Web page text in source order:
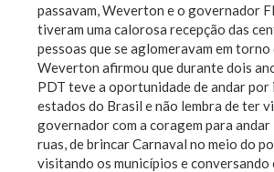
passavam, Weverton e o governador
tiveram uma calorosa recepção das
pessoas que se aglomeravam em torno
Weverton afirmou que durante dois
PDT teve a oportunidade de andar por
estados do Brasil e não lembra de ter
governador com a coragem para
ruas, de brincar Carnaval no meio do
visitando os municípios e conversando